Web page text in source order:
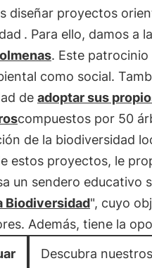
diseñar proyectos
. Para ello, damos a
. Este
como social.
de adoptar sus
compuestos por 50
de la biodiversidad
estos proyectos, le
un sendero educativo
Biodiversidad", cuyo
Además, tiene la
Descubra